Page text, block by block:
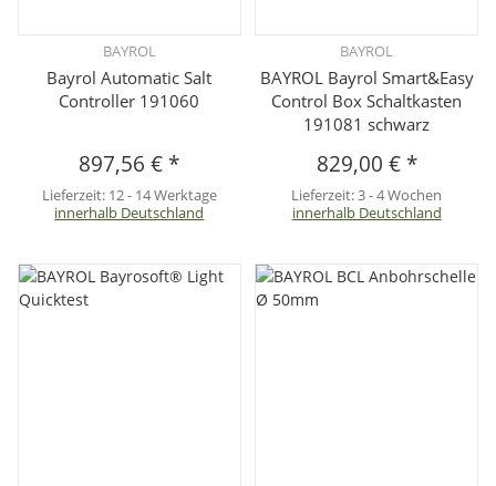
BAYROL
Bayrol Automatic Salt
Controller 191060
897,56 € *
Lieferzeit: 12 - 14 Werktage
innerhalb Deutschland
BAYROL
BAYROL Bayrol Smart&Easy
Control Box Schaltkasten
191081 schwarz
829,00 € *
Lieferzeit:3 - 4 Wochen
innerhalb Deutschland